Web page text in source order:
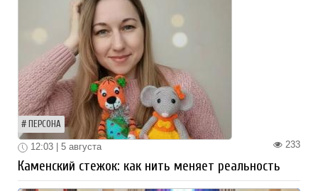
ПЕРСОНА
233
12:03 | 5 августа
Каменский стежок: как нить меняет реальность